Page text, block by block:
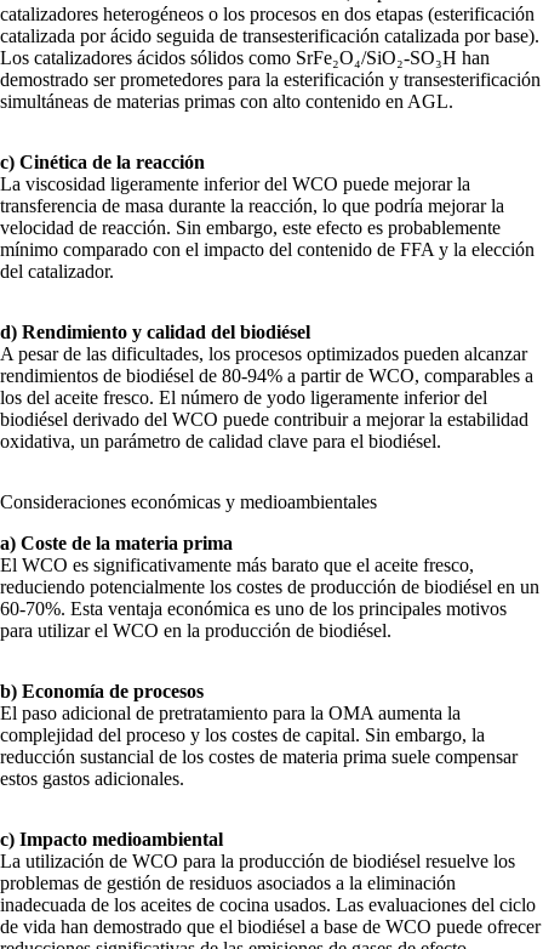
catalizadores heterogéneos o los procesos en dos etapas (esterificación
catalizada por ácido seguida de transesterificación catalizada por base).
Los catalizadores ácidos sólidos como SrFe₂O₄/SiO₂-SO₃H han
demostrado ser prometedores para la esterificación y transesterificación
simultáneas de materias primas con alto contenido en AGL.
c) Cinética de la reacción
La viscosidad ligeramente inferior del WCO puede mejorar la
transferencia de masa durante la reacción, lo que podría mejorar la
velocidad de reacción. Sin embargo, este efecto es probablemente
mínimo comparado con el impacto del contenido de FFA y la elección
del catalizador.
d) Rendimiento y calidad del biodiésel
A pesar de las dificultades, los procesos optimizados pueden alcanzar
rendimientos de biodiésel de 80-94% a partir de WCO, comparables a
los del aceite fresco. El número de yodo ligeramente inferior del
biodiésel derivado del WCO puede contribuir a mejorar la estabilidad
oxidativa, un parámetro de calidad clave para el biodiésel.
Consideraciones económicas y medioambientales
a) Coste de la materia prima
El WCO es significativamente más barato que el aceite fresco,
reduciendo potencialmente los costes de producción de biodiésel en un
60-70%. Esta ventaja económica es uno de los principales motivos
para utilizar el WCO en la producción de biodiésel.
b) Economía de procesos
El paso adicional de pretratamiento para la OMA aumenta la
complejidad del proceso y los costes de capital. Sin embargo, la
reducción sustancial de los costes de materia prima suele compensar
estos gastos adicionales.
c) Impacto medioambiental
La utilización de WCO para la producción de biodiésel resuelve los
problemas de gestión de residuos asociados a la eliminación
inadecuada de los aceites de cocina usados. Las evaluaciones del ciclo
de vida han demostrado que el biodiésel a base de WCO puede ofrecer